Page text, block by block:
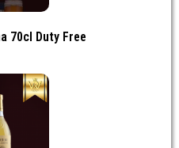
70cl Duty Free